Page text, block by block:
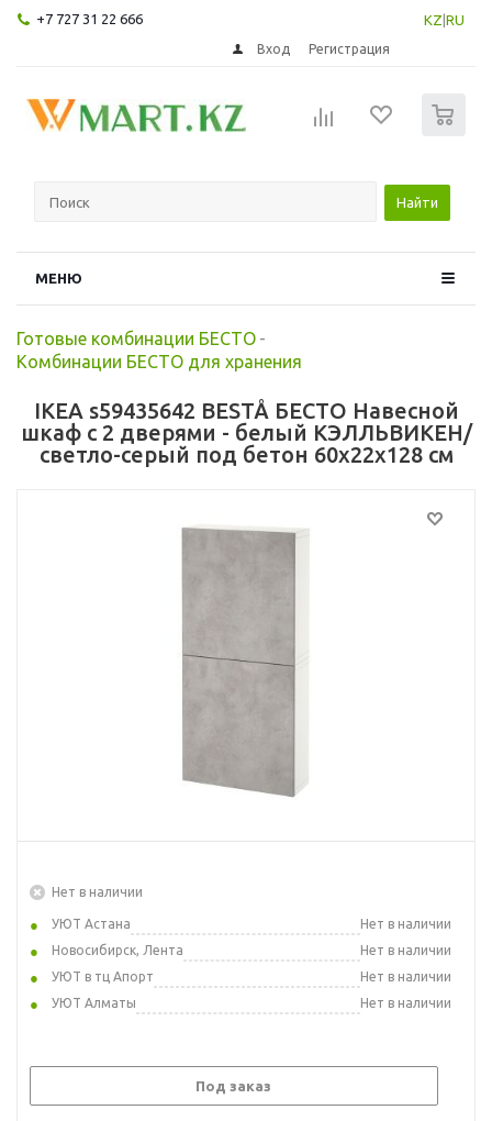
+7 727 31 22 666 KZ RU
Вход Регистрация
Найти
МЕНЮ
Готовые комбинации БЕСТО -
Комбинации БЕСТО для хранения
IKEA s59435642 BESTÅ БЕСТО Навесной
шкаф с 2 дверями - белый КЭЛЛЬВИКЕН/
светло-серый под бетон 60x22x128 см
Нет в наличии
УЮТ Астана
Нет в наличии
Новосибирск, Лента
Нет в наличии
УЮТ в тц Апорт
Нет в наличии
УЮТ Алматы
Нет в наличии
Под заказ